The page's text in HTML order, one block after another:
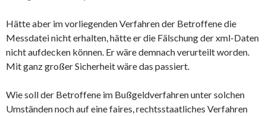
Hätte aber im vorliegenden Verfahren der Betroffene die
Messdatei nicht erhalten, hätte er die Fälschung der xml-Daten
nicht aufdecken können. Er wäre demnach verurteilt worden.
Mit ganz großer Sicherheit wäre das passiert.
Wie soll der Betroffene im Bußgeldverfahren unter solchen
Umständen noch auf eine faires, rechtsstaatliches Verfahren